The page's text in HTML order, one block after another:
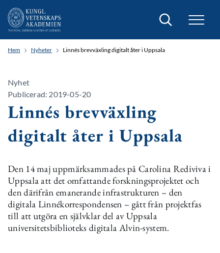
Sök
Hem Nyheter Linnés brevväxling digitalt åter i Uppsala
Nyhet
Publicerad: 2019-05-20
Linnés brevväxling
digitalt åter i Uppsala
Den 14 maj uppmärksammades på Carolina Rediviva i
Uppsala att det omfattande forskningsprojektet och
den därifrån emanerande infrastrukturen – den
digitala Linnékorrespondensen – gått från projektfas
till att utgöra en självklar del av Uppsala
universitetsbiblioteks digitala Alvin-system.